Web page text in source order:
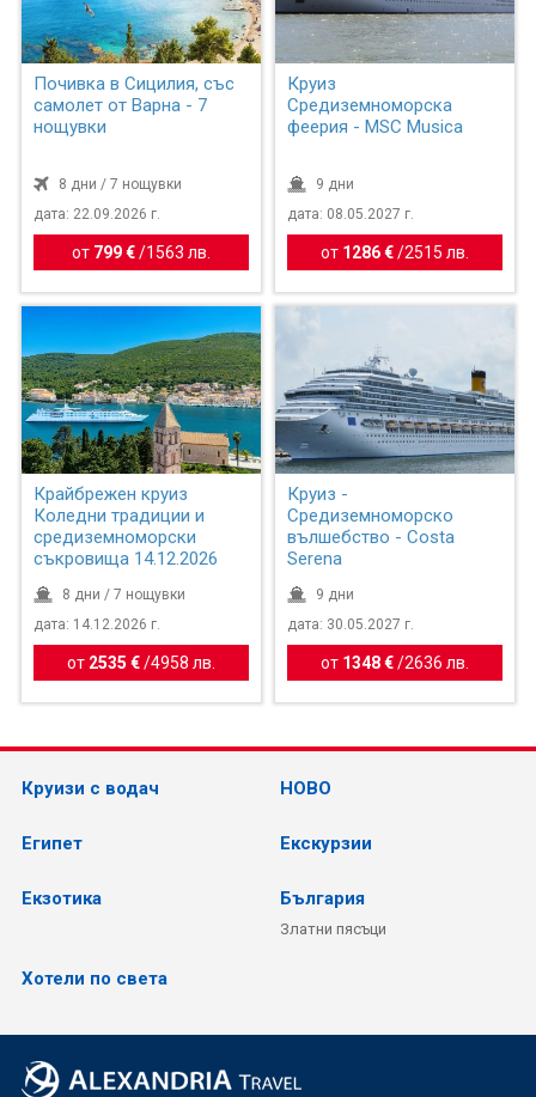
Почивка в Сицилия, със
самолет от Варна - 7
нощувки
8 дни / 7 нощувки
дата: 22.09.2026 г.
от 799 € / 1563 лв.
Круиз
Средиземноморска
феерия - MSC Musica
9 дни
дата: 08.05.2027 г.
от 1286 €/2515 лв.
Крайбрежен круиз
Коледни традиции и
средиземноморски
съкровища 14.12.2026
8 дни / 7 нощувки
дата: 14.12.2026 г.
от 2535 € /4958 лв.
Круиз -
Средиземноморско
вълшебство - Costa
Serena
9 дни
дата: 30.05.2027 г.
от 1348 €/2636 лв.
Круизи с водач НОВО
Египет Екскурзии
Екзотика България
Златни пясъци
Хотели по света